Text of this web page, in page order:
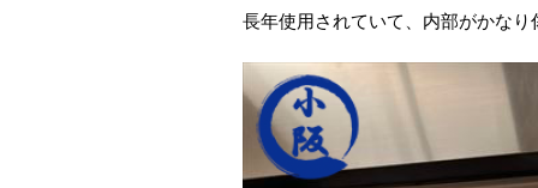
長年使用されていて、内部がかなり